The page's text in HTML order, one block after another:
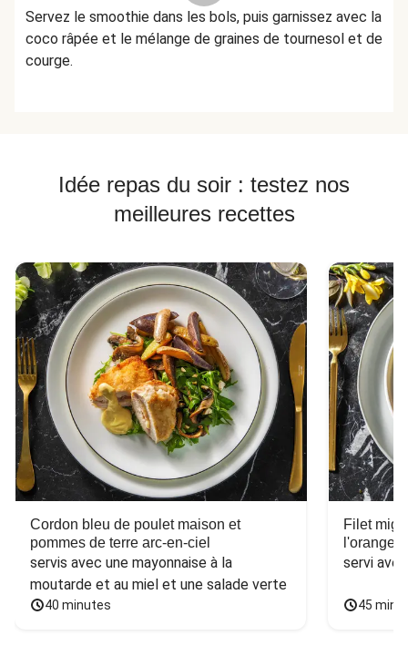
Servez le smoothie dans les bols, puis garnissez avec la
coco râpée et le mélange de graines de tournesol et de
courge.
Idée repas du soir : testez nos
meilleures recettes
Cordon bleu de poulet maison et
pommes de terre arc-en-ciel
servis avec une mayonnaise à la
moutarde et au miel et une salade verte
40 minutes
Filet
l'orange
servi
45